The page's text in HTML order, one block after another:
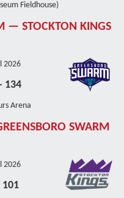
Fieldhouse)
— STOCKTON KINGS
2026
134
Arena
SWARM
2026
101